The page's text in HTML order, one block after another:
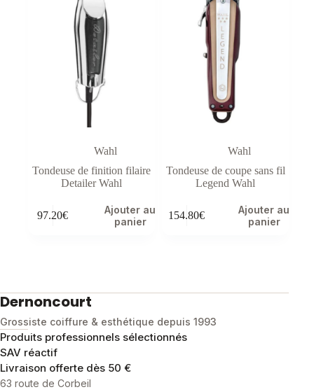
Wahl
Tondeuse de finition filaire
Detailer Wahl
97.20€
Ajouter au
panier
Wahl
Tondeuse de coupe sans fil
Legend Wahl
154.80€
Ajouter au
panier
Dernoncourt
Grossiste coiffure & esthétique depuis 1993
Produits professionnels sélectionnés
SAV réactif
Livraison offerte dès 50 €
63 route de Corbeil